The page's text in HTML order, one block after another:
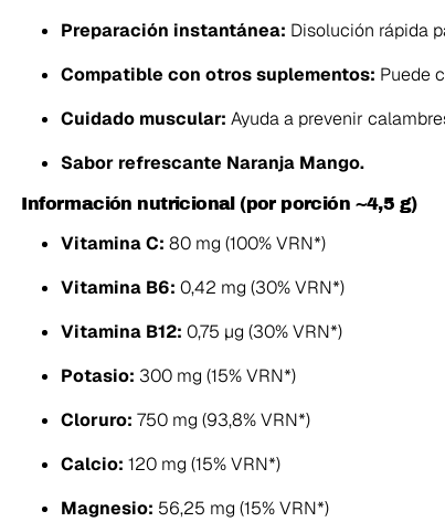
Preparación instantánea: Disolución rápida
Compatible con otros suplementos: Puede
Cuidado muscular: Ayuda a prevenir
Sabor refrescante Naranja Mango.
Información nutricional (por porción ~4,5 g)
Vitamina C: 80 mg (100% VRN*)
Vitamina B6: 0,42 mg (30% VRN*)
Vitamina B12: 0,75 µg (30% VRN*)
Potasio: 300 mg (15% VRN*)
Cloruro: 750 mg (93,8% VRN*)
Calcio: 120 mg (15% VRN*)
Magnesio: 56,25 mg (15% VRN*)